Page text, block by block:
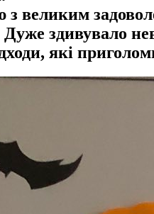
з великим
здивувало
які